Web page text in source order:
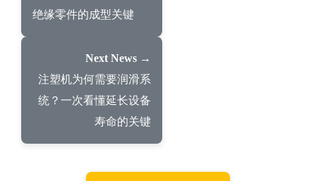
绝缘零件的成型关键
Next News →
注塑机为何需要润滑系
统？一次看懂延长设备
寿命的关键